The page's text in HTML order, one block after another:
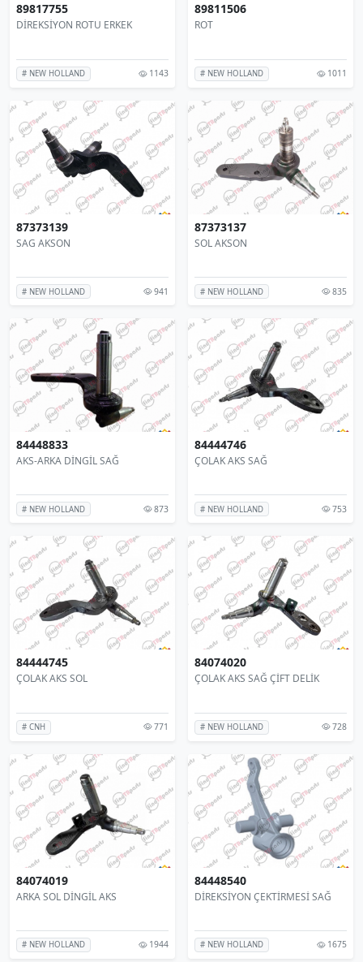
89817755
DİREKSİYON ROTU ERKEK
# NEW HOLLAND 1143
89811506
ROT
# NEW HOLLAND 1011
87373139
SAG AKSON
# NEW HOLLAND 941
87373137
SOL AKSON
# NEW HOLLAND 835
84448833
AKS-ARKA DİNGİL SAĞ
# NEW HOLLAND 873
84444746
ÇOLAK AKS SAĞ
# NEW HOLLAND 753
84444745
ÇOLAK AKS SOL
# CNH 771
84074020
ÇOLAK AKS SAĞ ÇİFT DELİK
# NEW HOLLAND 728
84074019
ARKA SOL DİNGİL AKS
# NEW HOLLAND 1944
84448540
DİREKSİYON ÇEKTİRMESİ SAĞ
# NEW HOLLAND 1675